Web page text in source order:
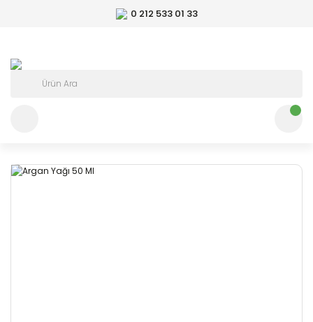
0 212 533 01 33